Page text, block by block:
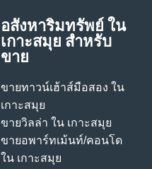
อสังหาริมทรัพย์ ใน
เกาะสมุย สําหรับ
ขาย
ขายทาวน์เฮ้าส์มือสอง ใน
เกาะสมุย
ขายวิลล่า ใน เกาะสมุย
ขายอพาร์ทเม้นท์/คอนโด
ใน เกาะสมุย